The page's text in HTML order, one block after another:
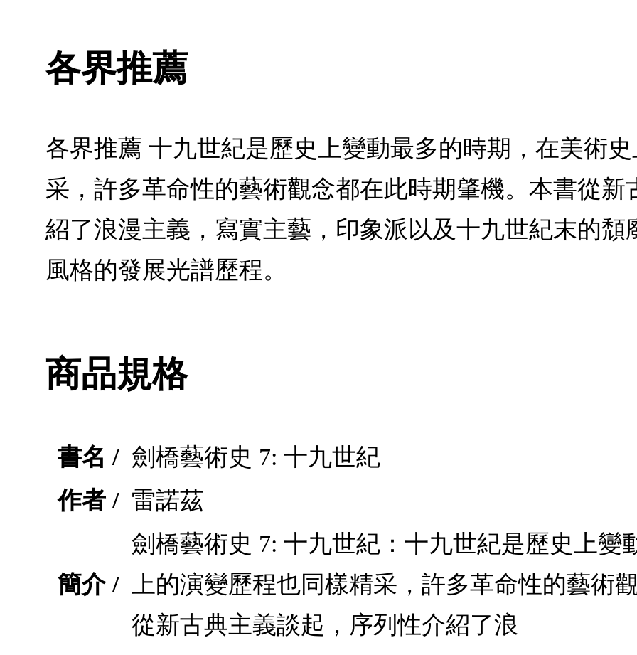
各界推薦
各界推薦 十九世紀是歷史上變動最多的時期，在美術
采，許多革命性的藝術觀念都在此時期肇機。本書從
紹了浪漫主義，寫實主藝，印象派以及十九世紀末的頹
風格的發展光譜歷程。
商品規格
書名 / 劍橋藝術史 7: 十九世紀
作者 / 雷諾茲
簡介 /
劍橋藝術史 7: 十九世紀：十九世紀是歷史上變
上的演變歷程也同樣精采，許多革命性的藝術
從新古典主義談起，序列性介紹了浪